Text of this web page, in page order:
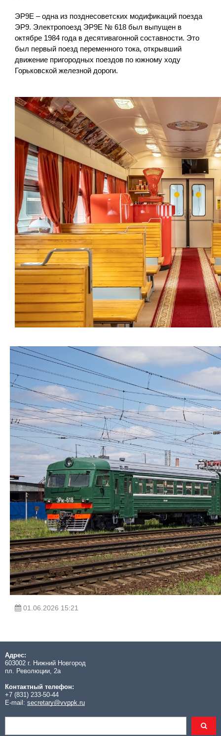
ЭР9Е – одна из позднесоветских модификаций поезда
ЭР9. Электропоезд ЭР9Е № 618 был выпущен в
октябре 1984 года в десятивагонной составности. Это
был первый поезд переменного тока, открывший
движение пригородных поездов по южному ходу
Горьковской железной дороги.
01.06.2026 15:21
Адрес:
603002 г. Нижний Новгород
пл. Революции, 2а
Контактный телефон:
+7 (831) 233-50-44
E-mail: secretary@vvppk.ru